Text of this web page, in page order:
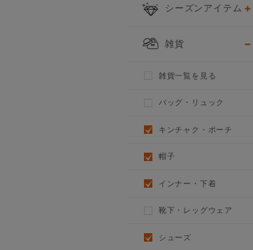
シーズンアイテム
雑貨
雑貨一覧を見る
バッグ・リュック
キンチャク・ポーチ
帽子
インナー・下着
靴下・レッグウェア
シューズ